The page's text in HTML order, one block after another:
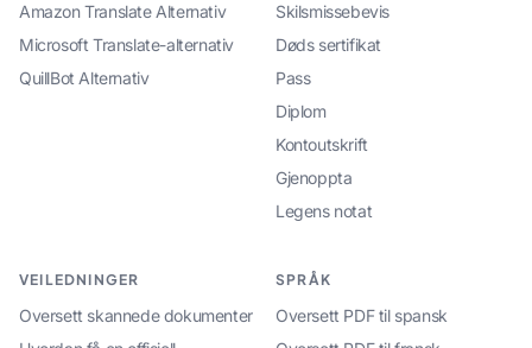
Amazon Translate Alternativ
Microsoft Translate-alternativ
QuillBot Alternativ
Skilsmissebevis
Døds sertifikat
Pass
Diplom
Kontoutskrift
Gjenoppta
Legens notat
VEILEDNINGER
Oversett skannede dokumenter
SPRÅK
Oversett PDF til spansk